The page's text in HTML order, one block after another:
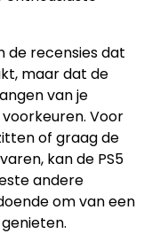
de recensies dat
maar dat de
van je
Voor
of graag de
kan de PS5
andere
om van een